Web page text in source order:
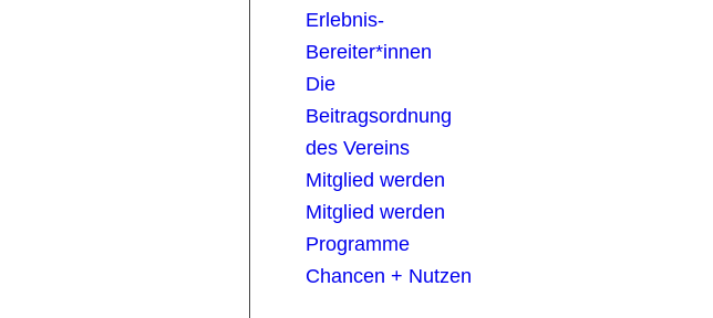
Erlebnis-
Bereiter*innen
Die
Beitragsordnung
des Vereins
Mitglied werden
Mitglied werden
Programme
Chancen + Nutzen